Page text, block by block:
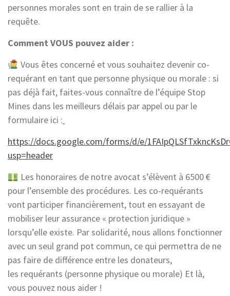
personnes morales sont en train de se rallier à la
requête.
Comment VOUS pouvez aider :
Vous êtes concerné et vous souhaitez devenir co-
requérant en tant que personne physique ou morale : si
pas déjà fait, faites-vous connaître de l’équipe Stop
Mines dans les meilleurs délais par appel ou par le
formulaire ici :
https://docs.google.com/forms/d/e/
usp=header
Les honoraires de notre avocat s’élèvent à 6500 €
pour l’ensemble des procédures. Les co-requérants
vont participer financièrement, tout en essayant de
mobiliser leur assurance « protection juridique »
lorsqu’elle existe. Par solidarité, nous allons fonctionner
avec un seul grand pot commun, ce qui permettra de ne
pas faire de différence entre les donateurs,
les requérants (personne physique ou morale) Et là,
vous pouvez nous aider !